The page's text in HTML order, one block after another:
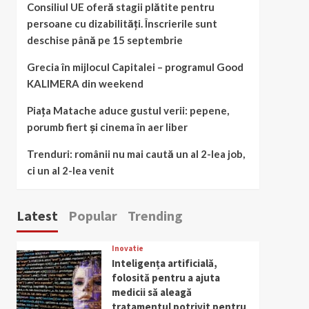
Consiliul UE oferă stagii plătite pentru
persoane cu dizabilități. Înscrierile sunt
deschise până pe 15 septembrie
Grecia în mijlocul Capitalei – programul Good
KALIMERA din weekend
Piața Matache aduce gustul verii: pepene,
porumb fiert și cinema în aer liber
Trenduri: românii nu mai caută un al 2-lea job,
ci un al 2-lea venit
Latest Popular Trending
Inovatie
Inteligența artificială,
folosită pentru a ajuta
medicii să aleagă
tratamentul potrivit pentru